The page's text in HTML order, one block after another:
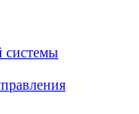
системы